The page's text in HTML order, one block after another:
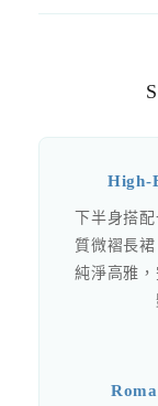
High-
下半身搭
質微褶長
純淨高雅